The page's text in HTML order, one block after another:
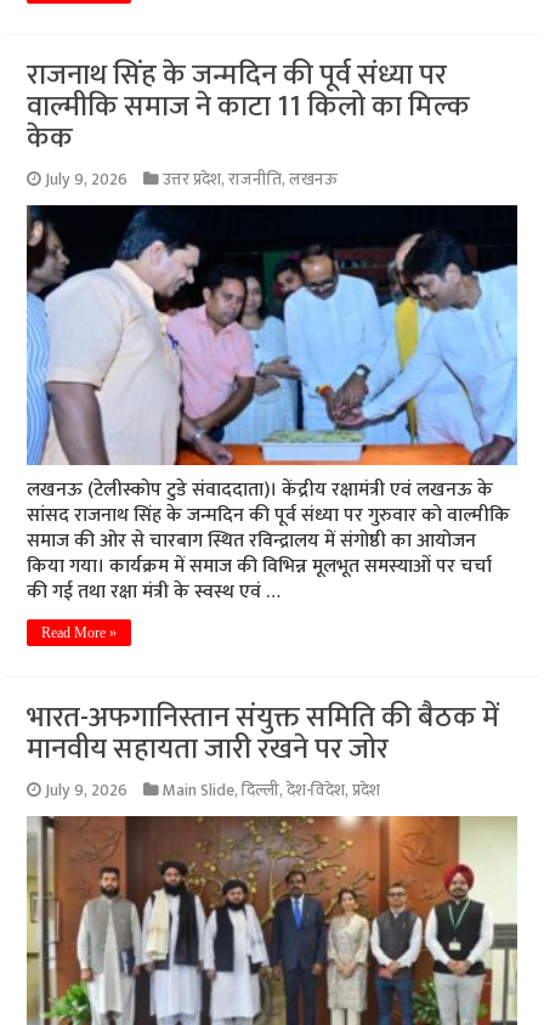
राजनाथ सिंह के जन्मदिन की पूर्व संध्या पर
वाल्मीकि समाज ने काटा 11 किलो का मिल्क
केक
July 9, 2026 उत्तर प्रदेश,राजनीति,लखनऊ
लखनऊ (टेलीस्कोप टुडे संवाददाता)। केंद्रीय रक्षामंत्री एवं लखनऊ के
सांसद राजनाथ सिंह के जन्मदिन की पूर्व संध्या पर गुरुवार को वाल्मीकि
समाज की ओर से चारबाग स्थित रविन्द्रालय में संगोष्ठी का आयोजन
किया गया। कार्यक्रम में समाज की विभिन्न मूलभूत समस्याओं पर चर्चा
की गई तथा रक्षा मंत्री के स्वस्थ एवं …
Read More »
भारत-अफगानिस्तान संयुक्त समिति की बैठक में
मानवीय सहायता जारी रखने पर जोर
July 9, 2026 Main Slide,दिल्ली,देश-विदेश,प्रदेश